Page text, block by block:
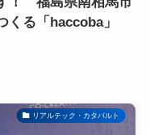
くる「haccoba」
リアルテック・カタパルト